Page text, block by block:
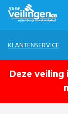
KLANTENSERVICE
Deze